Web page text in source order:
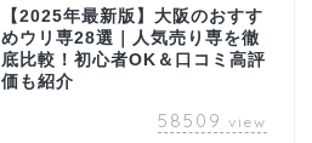
【2025年最新版】大阪のおすす
めウリ専28選｜人気売り専を徹
底比較！初心者OK＆口コミ高評
価も紹介
58509 view